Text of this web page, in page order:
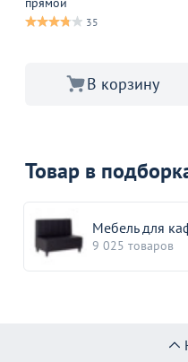
35
В корзину
Товар в
Мебель для
9 025 товаров